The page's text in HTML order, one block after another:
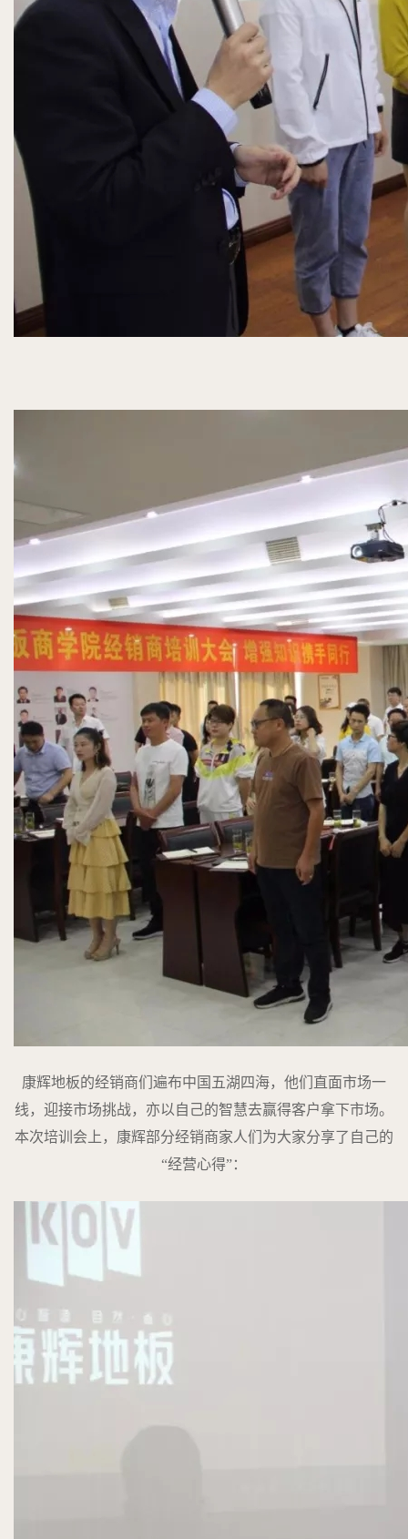
康辉地板的经销商们遍布中国五湖四海，他们直面市场一
线，迎接市场挑战，亦以自己的智慧去赢得客户拿下市场。
本次培训会上，康辉部分经销商家人们为大家分享了自己的
“经营心得”：